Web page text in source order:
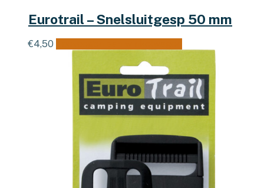
Eurotrail – Snelsluitgesp 50 mm
€4,50